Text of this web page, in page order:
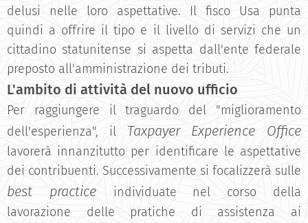
delusi nelle loro aspettative. Il fisco Usa punta
quindi a offrire il tipo e il livello di servizi che un
cittadino statunitense si aspetta dall'ente federale
preposto all'amministrazione dei tributi.
L'ambito di attività del nuovo ufficio
Per raggiungere il traguardo del "miglioramento
dell'esperienza", il Taxpayer Experience Office
lavorerà innanzitutto per identificare le aspettative
dei contribuenti. Successivamente si focalizzerà sulle
best practice
individuate nel corso della
lavorazione delle pratiche di assistenza ai